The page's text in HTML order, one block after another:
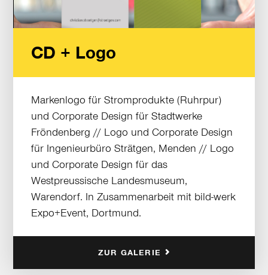
CD + Logo
Markenlogo für Stromprodukte (Ruhrpur)
und Corporate Design für Stadtwerke
Fröndenberg // Logo und Corporate Design
für Ingenieurbüro Strätgen, Menden // Logo
und Corporate Design für das
Westpreussische Landesmuseum,
Warendorf. In Zusammenarbeit mit bild-werk
Expo+Event, Dortmund.
ZUR GALERIE